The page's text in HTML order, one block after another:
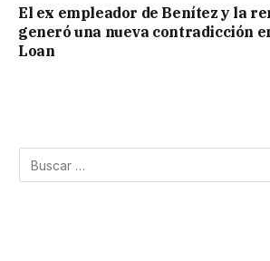
El ex empleador de Benítez y la
generó una nueva contradicción
Loan